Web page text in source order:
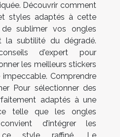
Découvrir comment
styles adaptés à cette
sublimer vos ongles
la subtilité du dégradé.
d'expert pour
les meilleurs stickers
Comprendre
Pour sélectionner des
adaptés à une
telle que les ongles
d’intégrer les